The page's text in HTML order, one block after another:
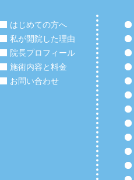
はじめての方へ
私が開院した理由
院長プロフィール
施術内容と料金
お問い合わせ